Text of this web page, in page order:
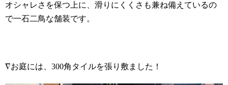
オシャレさを保つ上に、滑りにくくさも兼ね備えているの
で一石二鳥な舗装です。
∇お庭には、 300角タイルを張り敷ました！